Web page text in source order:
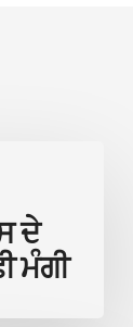
ਦੇ
ਮੰਗੀ